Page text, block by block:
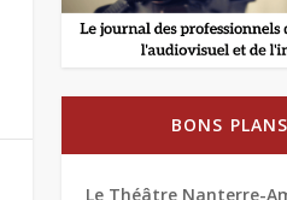
BONS PLANS
Le Théâtre Nanterre-